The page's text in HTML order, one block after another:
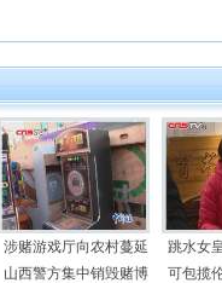
涉赌游戏厅向农村蔓延
山西警方集中销毁赌博
跳水女
可包揽